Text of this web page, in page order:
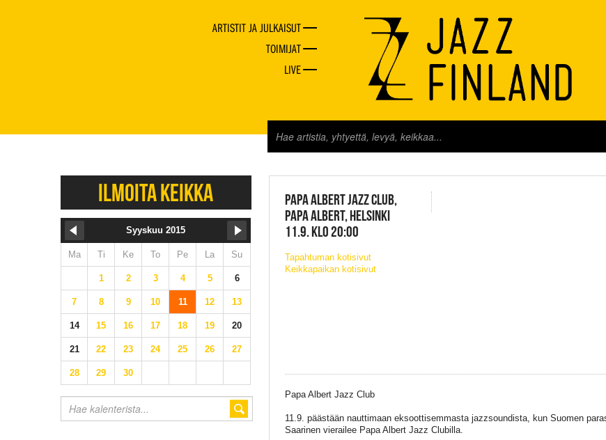
ARTISTIT JA JULKAISUT
TOIMIJAT
LIVE
JAZZ FINLAND LIVE
PAPA ALBERT JAZZ CLUB,
PAPA ALBERT, HELSINKI
11.9. KLO 20:00
Tapahtuman kotisivut
Keikkapaikan kotisivut
Papa Albert Jazz Club
11.9. päästään nauttimaan eksoottisemmasta jazzsoundista, kun Suomen
Saarinen vierailee Papa Albert Jazz Clubilla.
ILMOITA KEIKKA
Syyskuu 2015
Ma Ti Ke To Pe La Su
1 2 3 4 5 6
7 8 9 10 11 12 13
14 15 16 17 18 19 20
21 22 23 24 25 26 27
28 29 30